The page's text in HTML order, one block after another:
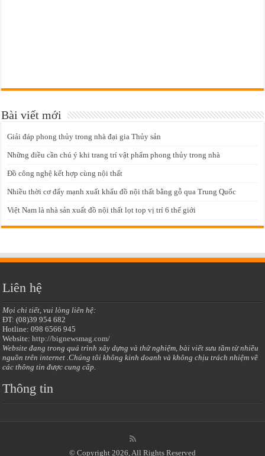
Bài viết mới
Giải đáp phong thủy trong nhà đại gia Thủy sản
Những điều cần chú ý khi trang trí vật phẩm phong thủy trong nhà
Đồ công nghệ kết hợp cùng nội thất
Nhiều thời cơ đẩy mạnh xuất khẩu đồ nội thất bằng gỗ qua Trung Quốc
Việt Nam là nhà sản xuất đồ nội thất lọt top vị trí 6 thế giới
Liên hệ
Mọi chi tiết, vui lòng liên hệ:
ĐT: (08)39 954 682
Hotline: 098 6566 945
Website:http://bignewsmag.com/
Website đang trong quá trình xây dựng và thử nghiệm, bài viết sưu tầm từ nhiều
nguồn trên internet .Chúng tôi không kinh doanh và không chịu trách nhiệm về
các thông tin được cung cấp.
Thông tin
© Copyright 2026, All Rights Reserved